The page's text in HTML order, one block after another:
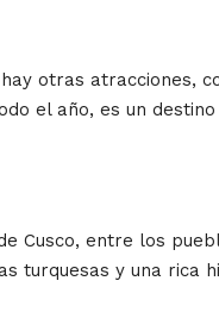
otras atracciones,
el año, es un
Cusco, entre los
turquesas y una rica